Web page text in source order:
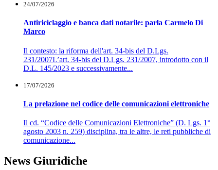
24/07/2026
Antiriciclaggio e banca dati notarile: parla Carmelo Di
Marco
Il contesto: la riforma dell'art. 34-bis del D.Lgs.
231/2007L’art. 34-bis del D.Lgs. 231/2007, introdotto con il
D.L. 145/2023 e successivamente...
17/07/2026
La prelazione nel codice delle comunicazioni elettroniche
Il cd. “Codice delle Comunicazioni Elettroniche” (D. Lgs. 1°
agosto 2003 n. 259) disciplina, tra le altre, le reti pubbliche di
comunicazione...
News Giuridiche